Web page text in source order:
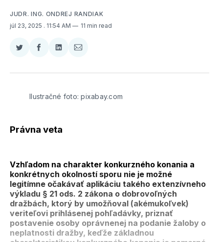
JUDR. ING. ONDREJ RANDIAK
júl 23, 2025 . 11:54 AM 11 min read
Zdieľať
Twitter
Zdieľať
Facebooku
Zdieľať
LinkedIne
Zdieľať
E-
Ilustračné foto: pixabay.com
Právna veta
Vzhľadom na charakter konkurzného konania a
konkrétnych okolností sporu nie je možné
legitímne očakávať aplikáciu takého extenzívneho
výkladu § 21 ods. 2 zákona o dobrovoľných
dražbách, ktorý by umožňoval (akémukoľvek)
veriteľovi prihlásenej pohľadávky, priznať
postavenie osoby oprávnenej na podanie žaloby o
neplatnosti dražby, keďže základnou